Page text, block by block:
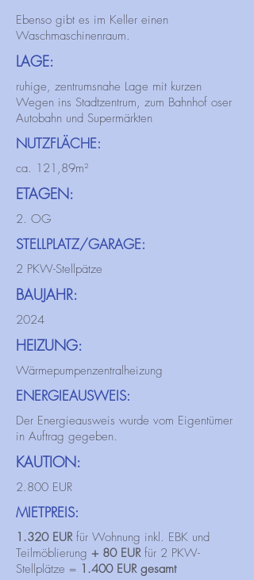
Ebenso gibt es im Keller einen
Waschmaschinenraum.
LAGE:
ruhige, zentrumsnahe Lage mit kurzen
Wegen ins Stadtzentrum, zum Bahnhof oser
Autobahn und Supermärkten
NUTZFLÄCHE:
ca. 121,89m²
ETAGEN:
2. OG
STELLPLATZ/GARAGE:
2 PKW-Stellpätze
BAUJAHR:
2024
HEIZUNG:
Wärmepumpenzentralheizung
ENERGIEAUSWEIS:
Der Energieausweis wurde vom Eigentümer
in Auftrag gegeben.
KAUTION:
2.800 EUR
MIETPREIS:
1.320 EURfür Wohnung inkl. EBK und
Teilmöblierung + 80 EURfür 2 PKW-
Stellplätze = 1.400 EUR gesamt